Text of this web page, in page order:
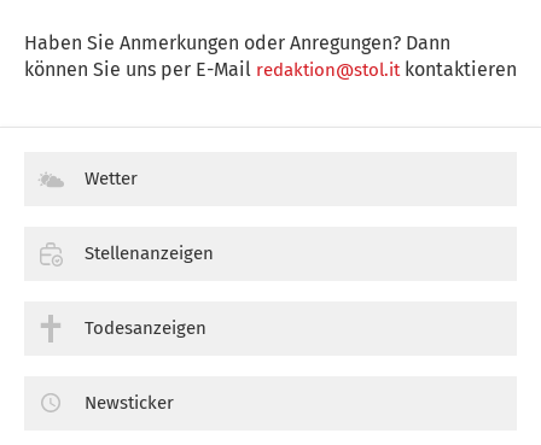
Haben Sie Anmerkungen oder Anregungen? Dann
können Sie uns per E-Mail redaktion@stol.itkontaktieren
Wetter
Stellenanzeigen
Todesanzeigen
Newsticker